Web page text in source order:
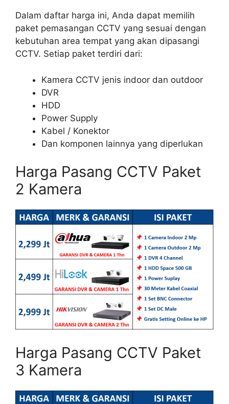
Dalam daftar harga ini, Anda dapat memilih
paket pemasangan CCTV yang sesuai dengan
kebutuhan area tempat yang akan dipasangi
CCTV. Setiap paket terdiri dari:
Kamera CCTV jenis indoor dan outdoor
DVR
HDD
Power Supply
Kabel / Konektor
Dan komponen lainnya yang diperlukan
Harga Pasang CCTV Paket
2 Kamera
Harga Pasang CCTV Paket
3 Kamera